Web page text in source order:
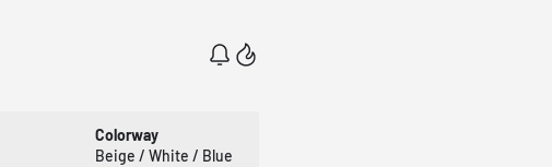
Colorway
Beige / White / Blue